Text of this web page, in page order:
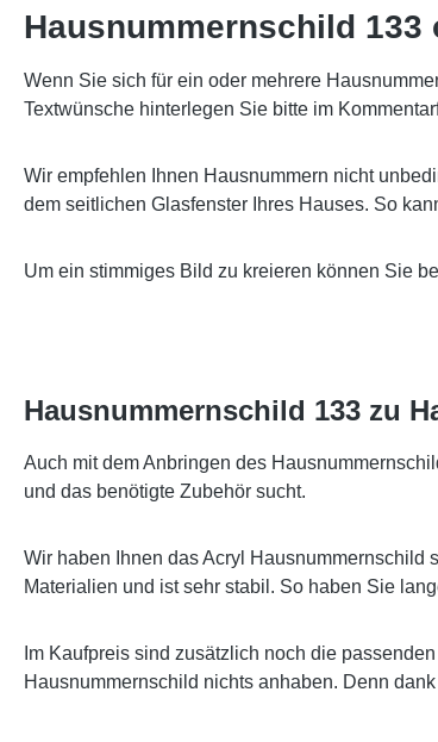
Hausnummernschild 133
Wenn Sie sich für ein oder mehrere
Textwünsche hinterlegen Sie bitte im
Wir empfehlen Ihnen Hausnummern nicht
dem seitlichen Glasfenster Ihres Hauses. So
Um ein stimmiges Bild zu kreieren können Sie
Hausnummernschild 133 zu
Auch mit dem Anbringen des
und das benötigte Zubehör sucht.
Wir haben Ihnen das Acryl Hausnummernschild
Materialien und ist sehr stabil. So haben Sie
Im Kaufpreis sind zusätzlich noch die
Hausnummernschild nichts anhaben. Denn